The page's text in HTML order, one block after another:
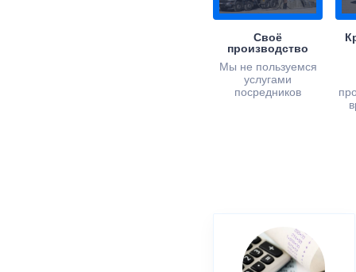
Своё
производство
Мы не пользуемся
услугами
посредников